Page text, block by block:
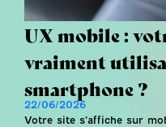
UX mobile :
vraiment
smartphone ?
22/06/2026
Votre site s’affiche sur